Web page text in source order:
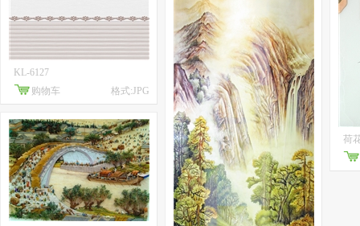
KL-6127
购物车
格式:JPG
荷